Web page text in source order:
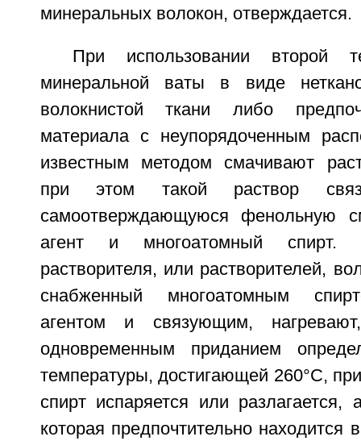
минеральных волокон, отверждается.
При использовании второй
минеральной ваты в виде
волокнистой ткани либо
материала с неупорядоченным
известным методом смачивают
при этом такой раствор
самоотверждающуюся фенольную
агент и многоатомный спирт.
растворителя, или растворителей,
снабженный многоатомным
агентом и связующим,
одновременным приданием
температуры, достигающей 260°С,
спирт испаряется или
которая предпочтительно находится